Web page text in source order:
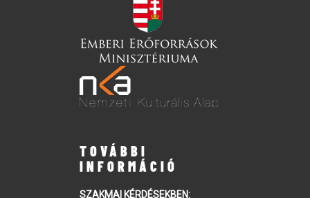
TOVÁBBI
INFORMÁCIÓ
SZAKMAI KÉRDÉSEKBEN: